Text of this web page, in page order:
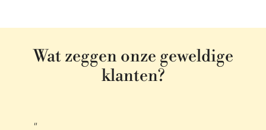
Wat zeggen onze geweldige
klanten?